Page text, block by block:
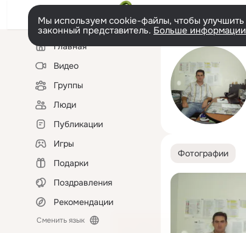
Мы используем cookie-файлы, чтобы
законный представитель. Больше информации
Левая
колонкаГлавная
Видео
Группы
Люди
Публикации
Игры
Подарки
Поздравления
Рекомендации
Сменить язык
Фотографии